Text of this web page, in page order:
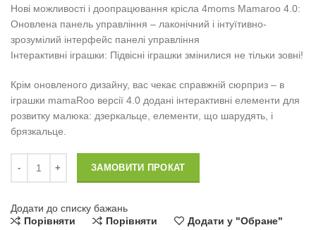
Нові можливості і доопрацювання крісла 4moms Mamaroo 4.0:
Оновлена панель управління – лаконічний і інтуїтивно-
зрозумілий інтерфейс панелі управління
Інтерактивні іграшки: Підвісні іграшки змінилися не тільки зовні!
Крім оновленого дизайну, вас чекає справжній сюрприз – в
іграшки mamaRoo версії 4.0 додані інтерактивні елементи для
розвитку малюка: дзеркальце, елементи, що шарудять, і
брязкальце.
ЗАМОВИТИ ПРОКАТ
Додати до списку бажань
Порівняти
Порівняти Додати у "Обране"